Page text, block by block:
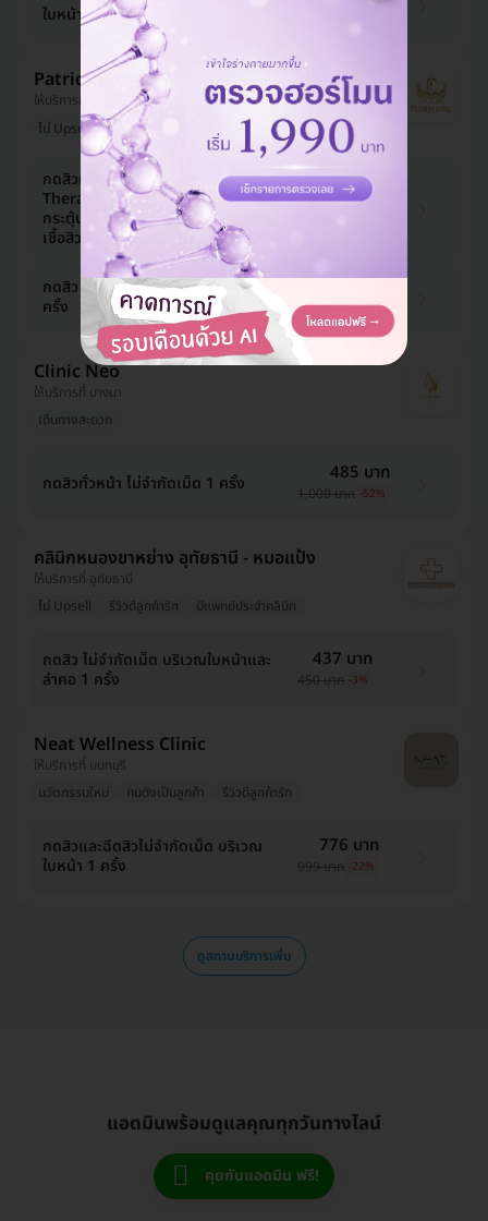
ใบหน้า 1 ครั้ง
Patricia Clinic
ให้บริการที่ จตุจักร
ไม่ Upsell
กดสิวทั่วใบหน้า และทำ Nano
Therapy ฉายแสงสีแดงลดรอยแดง
กระตุ้นคอลลาเจน พร้อมมาส์กหน้าฆ่า
เชื้อสิว 1 ครั้ง
775 บาท
กดสิว ฉีดสิว ไม่จำกัดเม็ดทั่วหน้า 1
ครั้ง
775 บาท
799 บาท -3%
Clinic Neo
ให้บริการที่ บางนา
เดินทางสะดวก
กดสิวทั่วหน้า ไม่จำกัดเม็ด 1 ครั้ง 485 บาท
1,000 บาท -52%
คลินิกหนองขาหย่าง อุทัยธานี - หมอแป้ง
ให้บริการที่ อุทัยธานี
ไม่ Upsell
รีวิวดีลูกค้ารัก มีแพทย์ประจำคลินิก
กดสิว ไม่จำกัดเม็ด บริเวณใบหน้าและ
ลำคอ 1 ครั้ง
437 บาท
450 บาท -3%
Neat Wellness Clinic
ให้บริการที่ นนทบุรี
นวัตกรรมใหม่
คนดังเป็นลูกค้า รีวิวดีลูกค้ารัก
กดสิวและฉีดสิวไม่จำกัดเม็ด บริเวณ
ใบหน้า 1 ครั้ง
776 บาท
999 บาท -22%
ดูสถานบริการเพิ่ม
แอดมินพร้อมดูแลคุณทุกวันทางไลน์
คุยกับแอดมิน ฟรี!